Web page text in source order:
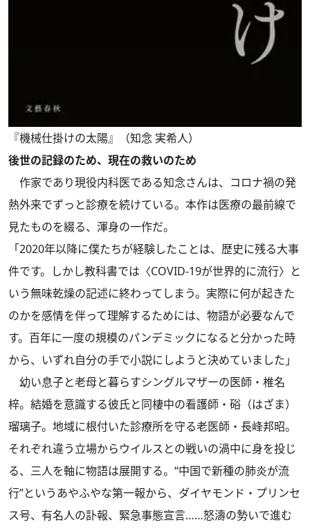
『機械仕掛けの太陽』（知念 実希人）
後世の記録のため、現在の救いのため
作家であり現役内科医である知念さんは、コロナ禍の発
熱外来でずっと診療を続けている。本作は医療の最前線で
見たものを綴る、渾身の一作だ。
「2020年以降に僕たちが経験したことは、歴史に残る大事
件です。しかし教科書では〈COVID-19が世界的に流行〉と
いう無味乾燥の記述に終わってしまう。実際に何が起きた
のかを感情を伴って理解するためには、物語が必要なんで
す。百年に一度の規模のパンデミックになると分かった時
から、いずれ自分の手で小説にしようと決めていました」
幼い息子と老母と暮らすシングルマザーの医師・椎名
梓。結婚を意識する彼氏と同棲中の看護師・硲（はざま）
瑠璃子。地域に根付いた診療所を守る老医師・長峰邦昭。
それぞれ違う立場からウイルスとの戦いの渦中に身を投じ
る、三人を軸に物語は展開する。“中国で新種の肺炎が流
行”というあやふやな第一報から、ダイヤモンド・プリンセ
ス号、有名人の訃報、緊急事態宣言……怒濤の勢いで進む